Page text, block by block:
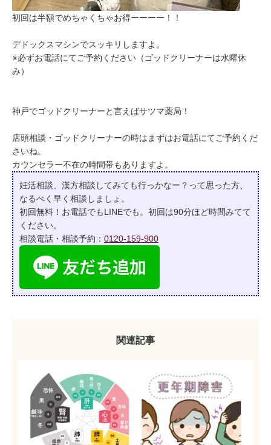
初回は半額でめちゃくちゃお得ーーーー！！
デドックスマシンでスッキリしますよ。
※必ずお電話にてご予約ください（ゴッドクリーナーは水曜休
み）
神戸でゴッドクリーナーと言えばサツマ薬局！
店頭相談・ゴッドクリーナーの時はまずはお電話にてご予約くだ
さいね。
カウンセラー不在の時間帯もありますよ。
妊活相談、漢方相談してみても行っかなー？って思った方、
なるべく早く相談しましょ。
初回無料！お電話でもLINEでも。初回は90分ほど時間みてて
ください。
相談電話・相談予約： 0120-159-900
関連記事